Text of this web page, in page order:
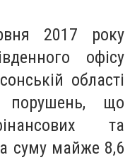
2017 року
офісу
області
порушень, що
та
суму майже 8,6